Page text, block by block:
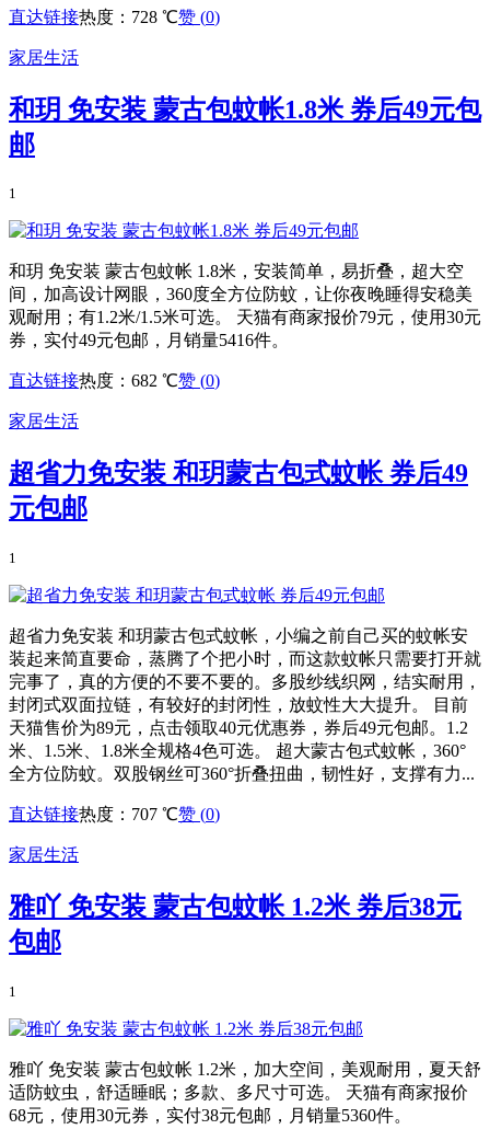
直达链接热度：728 ℃赞 (0)
家居生活
和玥 免安装 蒙古包蚊帐1.8米 券后49元包
邮
1
和玥 免安装 蒙古包蚊帐 1.8米，安装简单，易折叠，超大空
间，加高设计网眼，360度全方位防蚊，让你夜晚睡得安稳美
观耐用；有1.2米/1.5米可选。 天猫有商家报价79元，使用30元
券，实付49元包邮，月销量5416件。
直达链接热度：682 ℃赞 (0)
家居生活
超省力免安装 和玥蒙古包式蚊帐 券后49
元包邮
1
超省力免安装 和玥蒙古包式蚊帐，小编之前自己买的蚊帐安
装起来简直要命，蒸腾了个把小时，而这款蚊帐只需要打开就
完事了，真的方便的不要不要的。多股纱线织网，结实耐用，
封闭式双面拉链，有较好的封闭性，放蚊性大大提升。 目前
天猫售价为89元，点击领取40元优惠券，券后49元包邮。1.2
米、1.5米、1.8米全规格4色可选。 超大蒙古包式蚊帐，360°
全方位防蚊。双股钢丝可360°折叠扭曲，韧性好，支撑有力...
直达链接热度：707 ℃赞 (0)
家居生活
雅吖 免安装 蒙古包蚊帐 1.2米 券后38元
包邮
1
雅吖 免安装 蒙古包蚊帐 1.2米，加大空间，美观耐用，夏天舒
适防蚊虫，舒适睡眠；多款、多尺寸可选。 天猫有商家报价
68元，使用30元券，实付38元包邮，月销量5360件。